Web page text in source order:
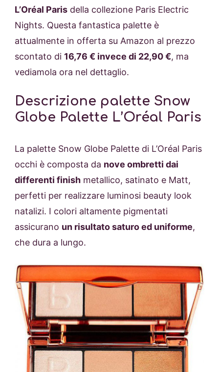
L’Oréal Paris della collezione Paris Electric
Nights. Questa fantastica palette è
attualmente in offerta su Amazon al prezzo
scontato di 16,76 € invece di 22,90 €, ma
vediamola ora nel dettaglio.
Descrizione palette Snow
Globe Palette L’Oréal Paris
La palette Snow Globe Palette di L’Oréal Paris
occhi è composta da nove ombretti dai
differenti finish metallico, satinato e Matt,
perfetti per realizzare luminosi beauty look
natalizi. I colori altamente pigmentati
assicurano un risultato saturo ed uniforme,
che dura a lungo.